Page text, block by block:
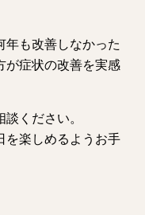
年も改善しなかった
が症状の改善を実感
ください。
を楽しめるようお手